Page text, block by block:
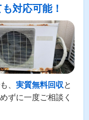
対応可能！
、 実質無料回収と
ずに一度ご相談く